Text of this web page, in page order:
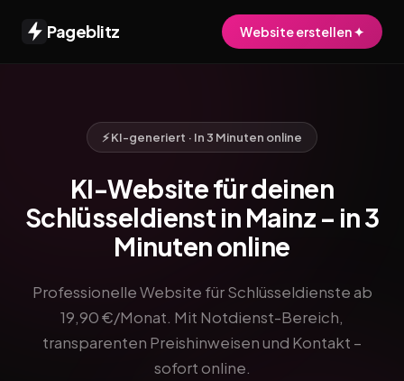
Pageblitz Website erstellen ✦
⚡ KI-generiert · In 3 Minuten online
KI-Website für deinen
Schlüsseldienst in Mainz – in 3
Minuten online
Professionelle Website für Schlüsseldienste ab
19,90 €/Monat. Mit Notdienst-Bereich,
transparenten Preishinweisen und Kontakt –
sofort online.